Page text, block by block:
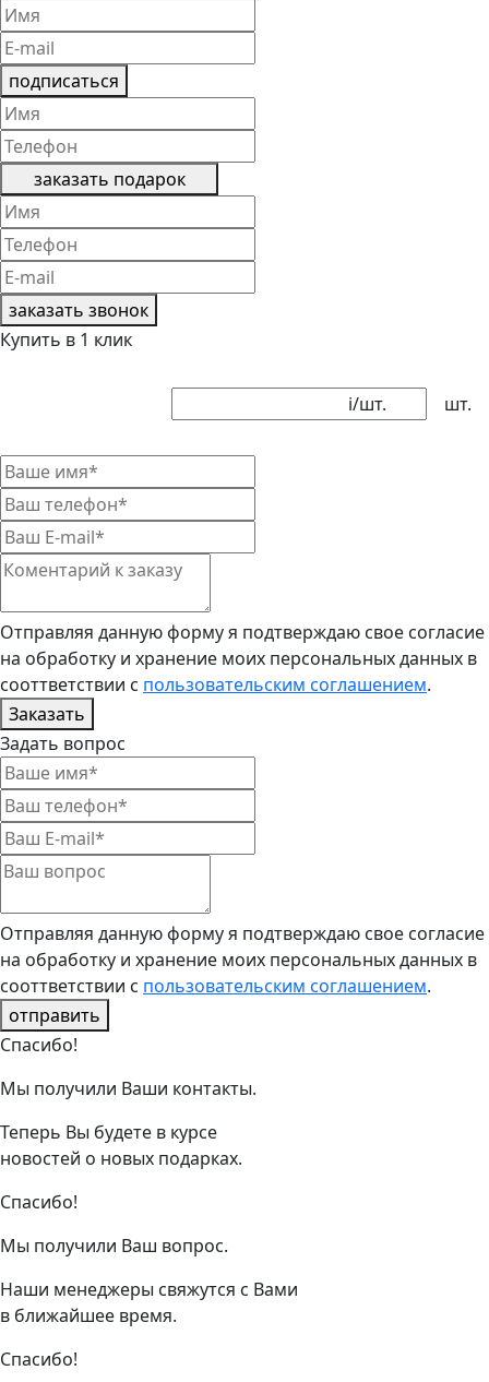
подписаться
заказать подарок
заказать звонок
Купить в 1 клик
шт.
i/шт.
Отправляя данную форму я подтверждаю свое согласие
на обработку и хранение моих персональных данных в
сооттветствии с пользовательским соглашением.
Заказать
Задать вопрос
Отправляя данную форму я подтверждаю свое согласие
на обработку и хранение моих персональных данных в
сооттветствии с пользовательским соглашением.
отправить
Спасибо!
Мы получили Ваши контакты.
Теперь Вы будете в курсе
новостей о новых подарках.
Спасибо!
Мы получили Ваш вопрос.
Наши менеджеры свяжутся с Вами
в ближайшее время.
Спасибо!